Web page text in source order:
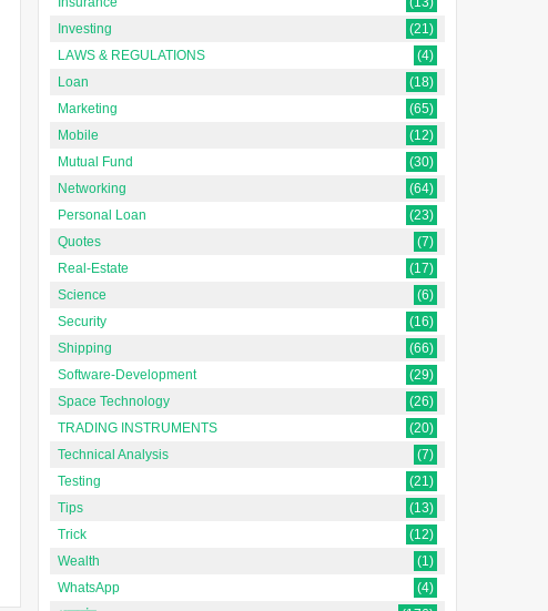
Investing
(21)
LAWS & REGULATIONS
(4)
Loan
(18)
Marketing
(65)
Mobile
(12)
Mutual Fund
(30)
Networking
(64)
Personal Loan
(23)
Quotes
(7)
Real-Estate
(17)
Science
(6)
Security
(16)
Shipping
(66)
Software-Development
(29)
Space Technology
(26)
TRADING INSTRUMENTS
(20)
Technical Analysis
(7)
Testing
(21)
Tips
(13)
Trick
(12)
Wealth
(1)
WhatsApp
(4)